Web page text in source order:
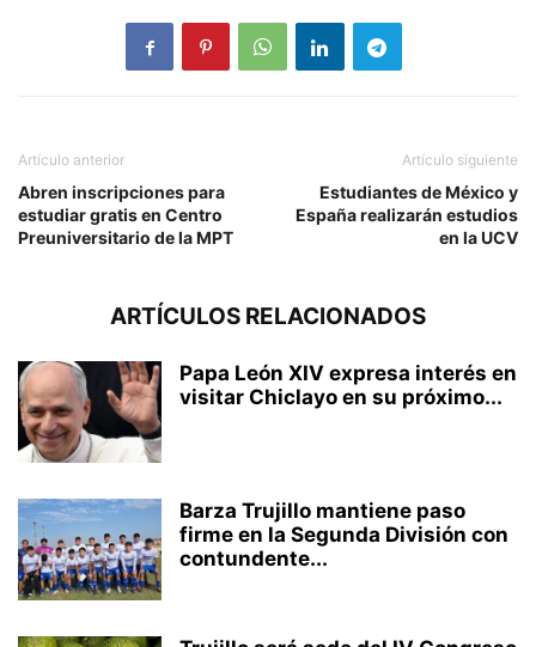
Artículo anterior
Abren inscripciones para
estudiar gratis en Centro
Preuniversitario de la MPT
Artículo siguiente
Estudiantes de México y
España realizarán estudios
en la UCV
ARTÍCULOS RELACIONADOS
Papa León XIV expresa interés en
visitar Chiclayo en su próximo...
Barza Trujillo mantiene paso
firme en la Segunda División con
contundente...